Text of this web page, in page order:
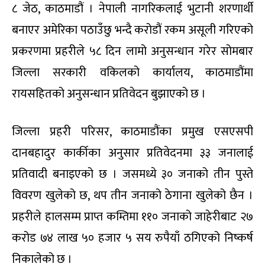
८ जेठ, काठमाडौं । नेपाली नागरिकलाई भुटानी शरणार्थी
बनाएर अमेरिका पठाउँछु भन्दै करोडौं रकम असूली गरिएको
प्रकरणमा प्रहरीले ५८ दिन लामो अनुसन्धान गरेर सोमबार
जिल्ला सरकारी वकिलको कार्यालय, काठमाडौंमा
रायसहितको अनुसन्धान प्रतिवेदन बुझाएको छ ।
जिल्ला प्रहरी परिसर, काठमाडौंका प्रमुख एसएसपी
दानबहादुर कार्कीका अनुसार प्रतिवेदनमा ३३ जनालाई
प्रतिवादी बनाइएको छ । जसमध्ये ३० जनाको तीन पुस्ते
विवरण खुलेको छ, थप तीन जनाको ठेगाना खुलेको छैन ।
प्रहरीले हालसम्म प्राप्त कम्तिमा ११० जनाको जाहेरीबाट २७
करोड ७४ लाख ५० हजार ५ सय रुपैयाँ ठगिएको निष्कर्ष
निकालेको छ ।